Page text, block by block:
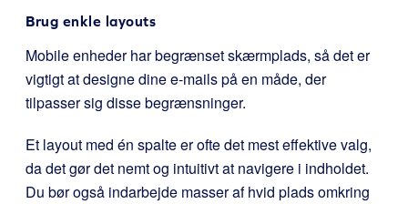
Brug enkle layouts
Mobile enheder har begrænset skærmplads, så det er
vigtigt at designe dine e-mails på en måde, der
tilpasser sig disse begrænsninger.
Et layout med én spalte er ofte det mest effektive valg,
da det gør det nemt og intuitivt at navigere i indholdet.
Du bør også indarbejde masser af hvid plads omkring